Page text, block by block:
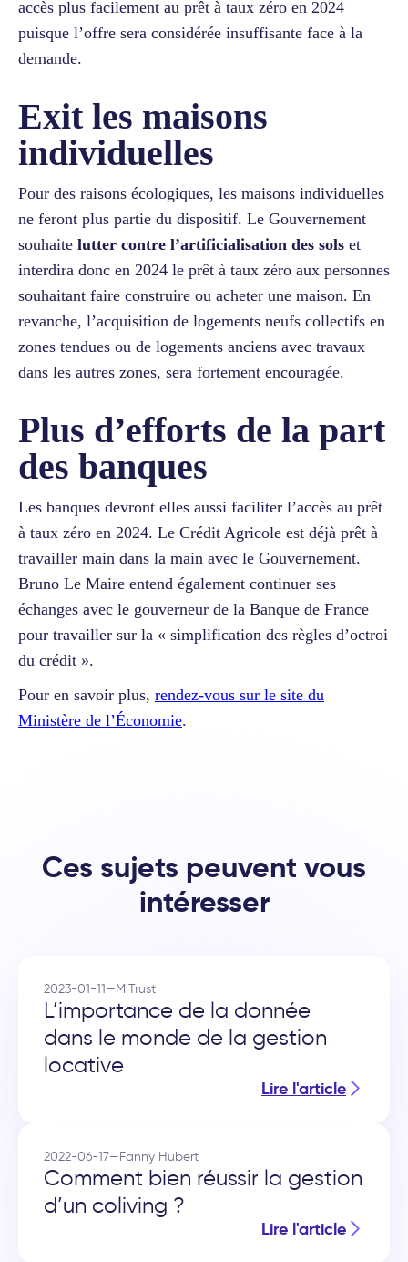
accès plus facilement au prêt à taux zéro en 2024
puisque l’offre sera considérée insuffisante face à la
demande.
Exit les maisons
individuelles
Pour des raisons écologiques, les maisons individuelles
ne feront plus partie du dispositif. Le Gouvernement
souhaite lutter contre l’artificialisation des sols et
interdira donc en 2024 le prêt à taux zéro aux personnes
souhaitant faire construire ou acheter une maison. En
revanche, l’acquisition de logements neufs collectifs en
zones tendues ou de logements anciens avec travaux
dans les autres zones, sera fortement encouragée.
Plus d’efforts de la part
des banques
Les banques devront elles aussi faciliter l’accès au prêt
à taux zéro en 2024. Le Crédit Agricole est déjà prêt à
travailler main dans la main avec le Gouvernement.
Bruno Le Maire entend également continuer ses
échanges avec le gouverneur de la Banque de France
pour travailler sur la « simplification des règles d’octroi
du crédit ».
Pour en savoir plus, rendez-vous sur le site du
Ministère de l’Économie.
Ces sujets peuvent vous
intéresser
2023-01-11—MiTrust
L’importance de la donnée
dans le monde de la gestion
locative
Lire l'article
2022-06-17—Fanny Hubert
Comment bien réussir la gestion
d’un coliving ?
Lire l'article